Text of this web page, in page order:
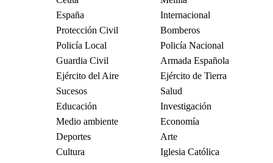
España
Internacional
Protección Civil
Bomberos
Policía Local
Policía Nacional
Guardia Civil
Armada Española
Ejército del Aire
Ejército de Tierra
Sucesos
Salud
Educación
Investigación
Medio ambiente
Economía
Deportes
Arte
Cultura
Iglesia Católica